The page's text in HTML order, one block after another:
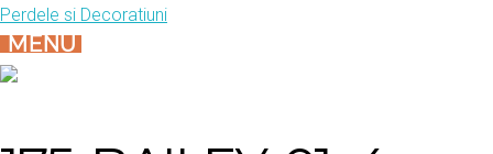
Skip
to
content
Perdele si Decoratiuni
MENU